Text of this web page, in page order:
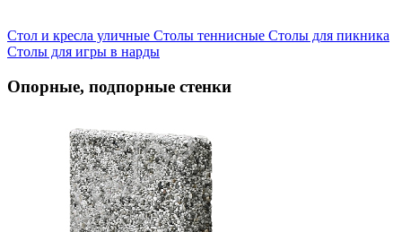
Стол и кресла уличные Cтолы теннисные Столы для пикника
Столы для игры в нарды
Опорные, подпорные стенки